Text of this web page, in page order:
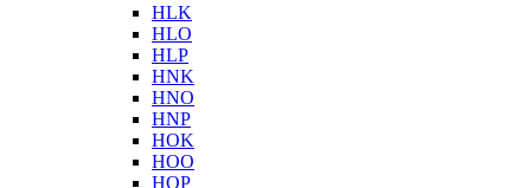
HLK
HLO
HLP
HNK
HNO
HNP
HOK
HOO
HOP